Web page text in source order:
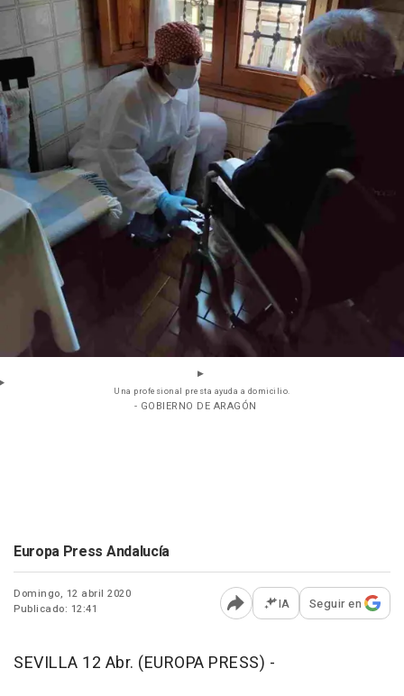
Una profesional presta ayuda a domicilio.
- GOBIERNO DE ARAGÓN
Europa Press Andalucía
Domingo, 12 abril 2020
Publicado: 12:41
Abrir opciones para
IA Seguir en
SEVILLA 12 Abr. (EUROPA PRESS) -